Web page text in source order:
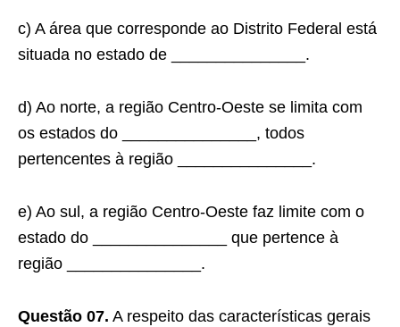
c) A área que corresponde ao Distrito Federal está
situada no estado de _______________.
d) Ao norte, a região Centro-Oeste se limita com
os estados do _______________, todos
pertencentes à região _______________.
e) Ao sul, a região Centro-Oeste faz limite com o
estado do _______________ que pertence à
região _______________.
Questão 07. A respeito das características gerais